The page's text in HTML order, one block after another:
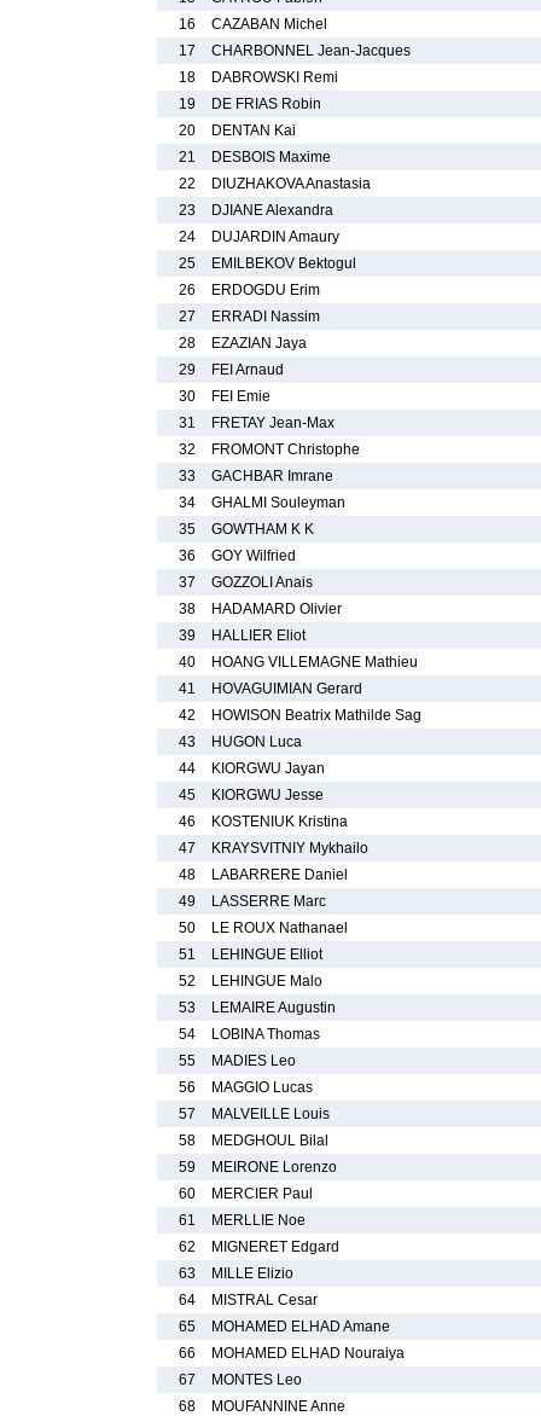
16
CAZABAN Michel
17
CHARBONNEL Jean-Jacques
18
DABROWSKI Remi
19
DE FRIAS Robin
20
DENTAN Kai
21
DESBOIS Maxime
22
DIUZHAKOVA Anastasia
23
DJIANE Alexandra
24
DUJARDIN Amaury
25
EMILBEKOV Bektogul
26
ERDOGDU Erim
27
ERRADI Nassim
28
EZAZIAN Jaya
29
FEI Arnaud
30
FEI Emie
31
FRETAY Jean-Max
32
FROMONT Christophe
33
GACHBAR Imrane
34
GHALMI Souleyman
35
GOWTHAM K K
36
GOY Wilfried
37
GOZZOLI Anais
38
HADAMARD Olivier
39
HALLIER Eliot
40
HOANG VILLEMAGNE Mathieu
41
HOVAGUIMIAN Gerard
42
HOWISON Beatrix Mathilde Sag
43
HUGON Luca
44
KIORGWU Jayan
45
KIORGWU Jesse
46
KOSTENIUK Kristina
47
KRAYSVITNIY Mykhailo
48
LABARRERE Daniel
49
LASSERRE Marc
50
LE ROUX Nathanael
51
LEHINGUE Elliot
52
LEHINGUE Malo
53
LEMAIRE Augustin
54
LOBINA Thomas
55
MADIES Leo
56
MAGGIO Lucas
57
MALVEILLE Louis
58
MEDGHOUL Bilal
59
MEIRONE Lorenzo
60
MERCIER Paul
61
MERLLIE Noe
62
MIGNERET Edgard
63
MILLE Elizio
64
MISTRAL Cesar
65
MOHAMED ELHAD Amane
66
MOHAMED ELHAD Nouraiya
67
MONTES Leo
68
MOUFANNINE Anne